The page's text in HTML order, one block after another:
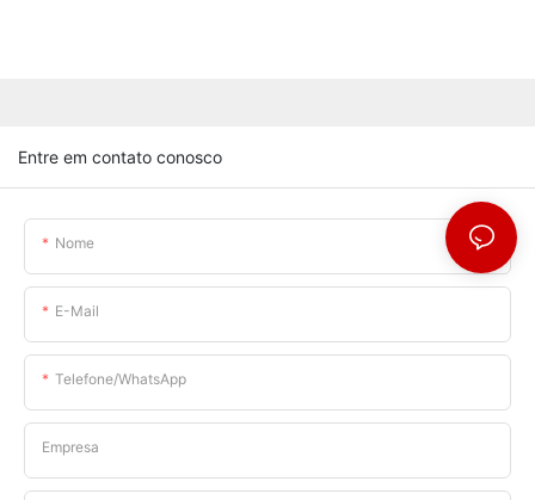
Entre em contato conosco
Nome
E-Mail
Telefone/WhatsApp
Empresa